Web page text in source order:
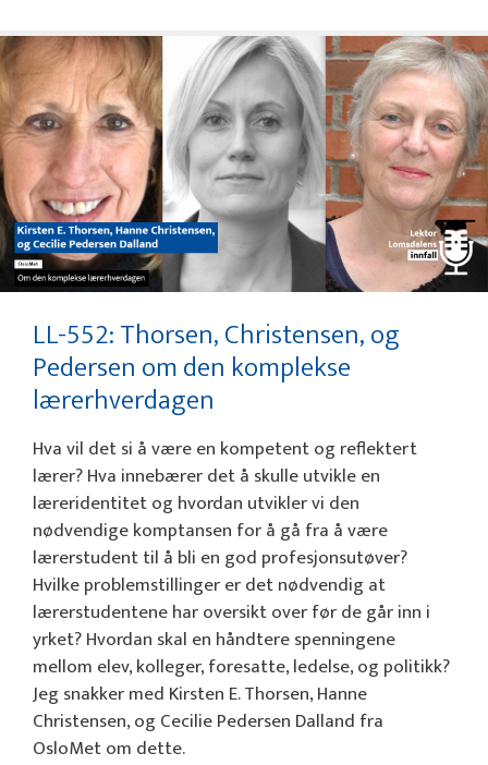
LL-552: Thorsen, Christensen, og
Pedersen om den komplekse
lærerhverdagen
Hva vil det si å være en kompetent og reflektert
lærer? Hva innebærer det å skulle utvikle en
læreridentitet og hvordan utvikler vi den
nødvendige komptansen for å gå fra å være
lærerstudent til å bli en god profesjonsutøver?
Hvilke problemstillinger er det nødvendig at
lærerstudentene har oversikt over før de går inn i
yrket? Hvordan skal en håndtere spenningene
mellom elev, kolleger, foresatte, ledelse, og politikk?
Jeg snakker med Kirsten E. Thorsen, Hanne
Christensen, og Cecilie Pedersen Dalland fra
OsloMet om dette.